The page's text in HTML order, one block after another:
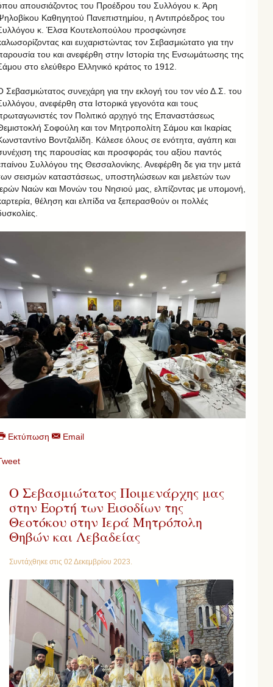
απουσιάζοντος του Προέδρου του Συλλόγου κ. Άρη
Καθηγητού Πανεπιστημίου, η Αντιπρόεδρος του
κ. Έλσα Κουτελοπούλου προσφώνησε
και ευχαριστώντας τον Σεβασμιώτατο για την
του και ανεφέρθη στην Ιστορία της Ενσωμάτωσης της
στο ελεύθερο Ελληνικό κράτος το 1912.
Σεβασμιώτατος συνεχάρη για την εκλογή του τον νέο Δ.Σ. του
ανεφέρθη στα Ιστορικά γεγονότα και τους
τον Πολιτικό αρχηγό της Επαναστάσεως
Σοφούλη και τον Μητροπολίτη Σάμου και Ικαρίας
Βοντζαλίδη. Κάλεσε όλους σε ενότητα, αγάπη και
της παρουσίας και προσφοράς του αξίου παντός
Συλλόγου της Θεσσαλονίκης. Ανεφέρθη δε για την μετά
σεισμών καταστάσεως, υποστηλώσεων και μελετών των
Ναών και Μονών του Νησιού μας, ελπίζοντας με υπομονή,
θέληση και ελπίδα να ξεπερασθούν οι πολλές
Εκτύπωση Email
Ο Σεβασμιώτατος Ποιμενάρχης μας
στην Εορτή των Εισοδίων της
Θεοτόκου στην Ιερά Μητρόπολη
Θηβών και Λεβαδείας
Συντάχθηκε στις 02 Δεκεμβρίου 2023.